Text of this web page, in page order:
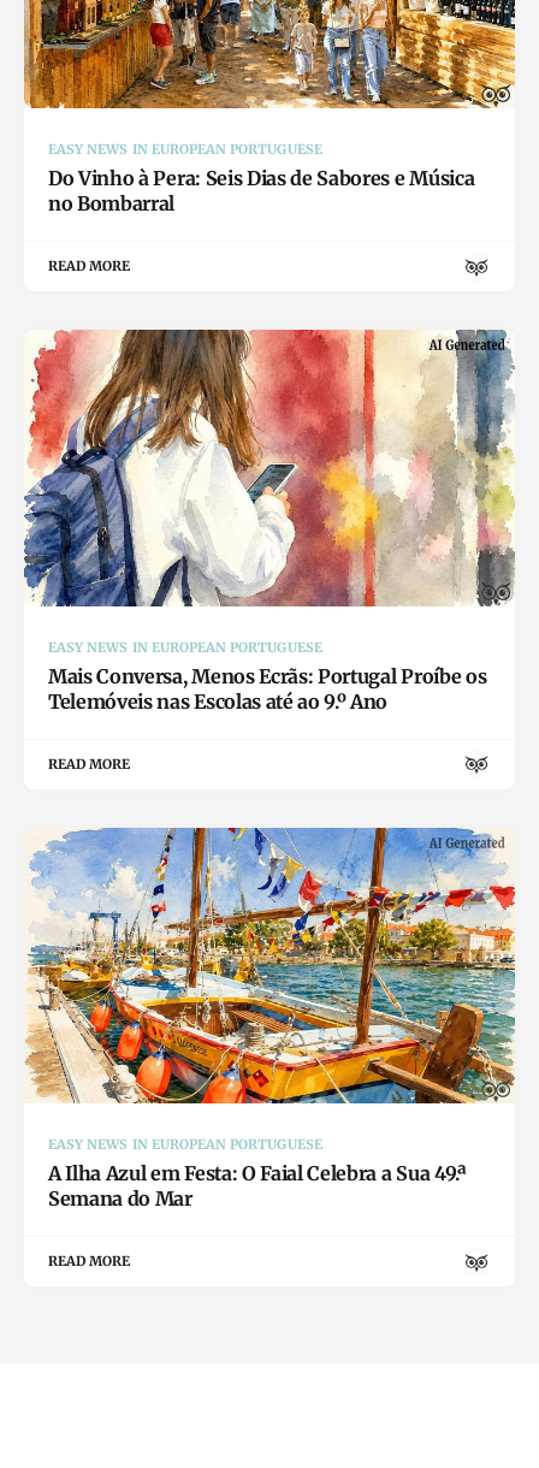
EASY NEWS IN EUROPEAN PORTUGUESE
Do Vinho à Pera: Seis Dias de Sabores e Música
no Bombarral
READ MORE
EASY NEWS IN EUROPEAN PORTUGUESE
Mais Conversa, Menos Ecrãs: Portugal Proíbe os
Telemóveis nas Escolas até ao 9.º Ano
READ MORE
EASY NEWS IN EUROPEAN PORTUGUESE
A Ilha Azul em Festa: O Faial Celebra a Sua 49.ª
Semana do Mar
READ MORE